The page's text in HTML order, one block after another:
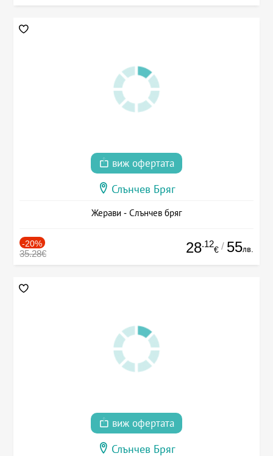
виж офертата
Слънчев Бряг
Жерави - Слънчев бряг
-20%
35.28€ 28.12
€ / 55лв.
виж офертата
Слънчев Бряг